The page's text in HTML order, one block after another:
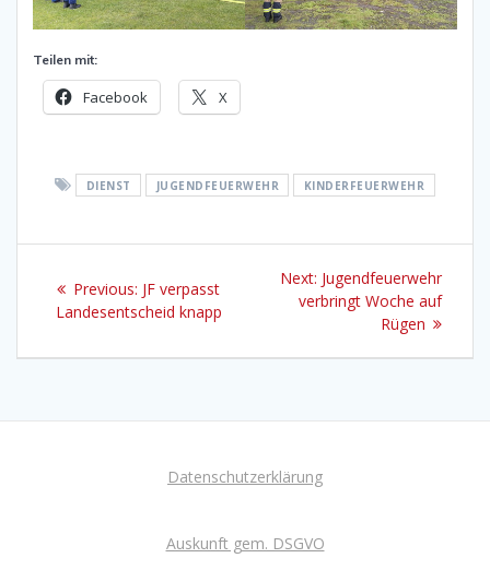
Teilen mit:
Facebook X
DIENST JUGENDFEUERWEHR KINDERFEUERWEHR
Beitragsnavigation
Previous: Previous
post:
JF verpasst
Landesentscheid knapp
Next: Next
post:
Jugendfeuerwehr
verbringt Woche auf
Rügen
Datenschutzerklärung
Auskunft gem. DSGVO